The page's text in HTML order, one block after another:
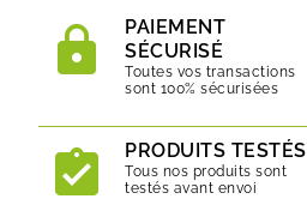
PAIEMENT
SÉCURISÉ
Toutes vos transactions
sont 100% sécurisées
PRODUITS TESTÉS
Tous nos produits sont
testés avant envoi